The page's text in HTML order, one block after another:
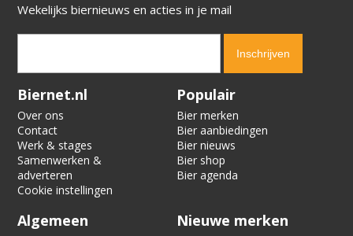
Wekelijks biernieuws en acties in je mail
Verification code:
Biernet.nl
Over ons
Contact
Werk & stages
Samenwerken &
adverteren
Cookie instellingen
Populair
Bier merken
Bier aanbiedingen
Bier nieuws
Bier shop
Bier agenda
Algemeen Nieuwe merken